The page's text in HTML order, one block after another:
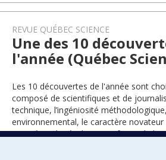
REVUE QUÉBEC SCIENCE
Une des 10
l'année (Québec
Les 10 découvertes de l'année sont
composé de scientifiques et de
technique, l’ingéniosité
environnemental, le caractère novateur
suscité par le résultat… Bref, que de la